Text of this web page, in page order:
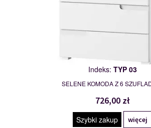
Indeks: TYP 03
SELENE KOMODA Z 6
726,00 zł
Szybki zakup więcej